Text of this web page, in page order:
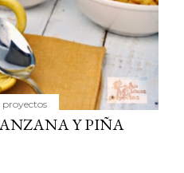
proyectos
Y PIÑA